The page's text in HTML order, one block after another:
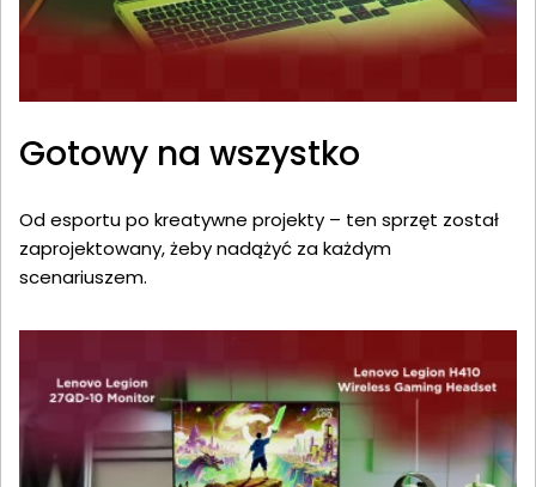
Gotowy na wszystko
Od esportu po kreatywne projekty – ten sprzęt został
zaprojektowany, żeby nadążyć za każdym
scenariuszem.